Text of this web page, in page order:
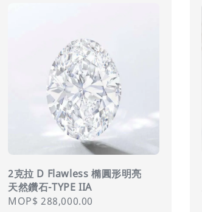
2克拉 D Flawless 橢圓形明亮
天然鑽石-TYPE IIA
Regular
MOP$ 288,000.00